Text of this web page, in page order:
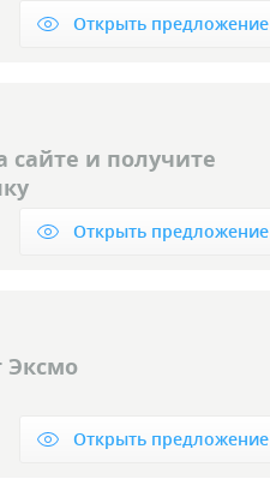
Открыть предложение
сайте и получите
Открыть предложение
Эксмо
Открыть предложение